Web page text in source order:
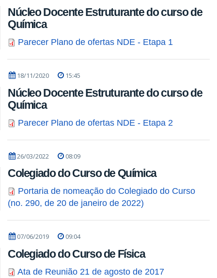
Núcleo Docente Estruturante do curso de
Química
Parecer Plano de ofertas NDE - Etapa 1
18/11/2020 15:45
Núcleo Docente Estruturante do curso de
Química
Parecer Plano de ofertas NDE - Etapa 2
26/03/2022 08:09
Colegiado do Curso de Química
Portaria de nomeação do Colegiado do Curso
(no. 290, de 20 de janeiro de 2022)
07/06/2019 09:04
Colegiado do Curso de Física
Ata de Reunião 21 de agosto de 2017